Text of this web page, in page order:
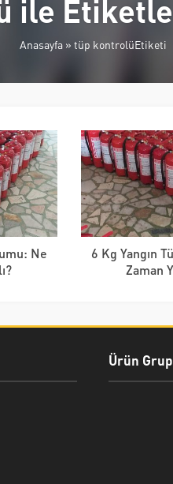
ile
Anasayfa» tüp kontrolüEtiketi
Ne
6 Kg Yangın
Zaman
Ürün